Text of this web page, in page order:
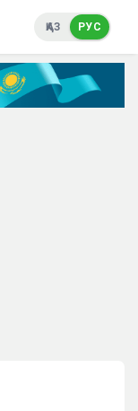
ҚАЗ РУС